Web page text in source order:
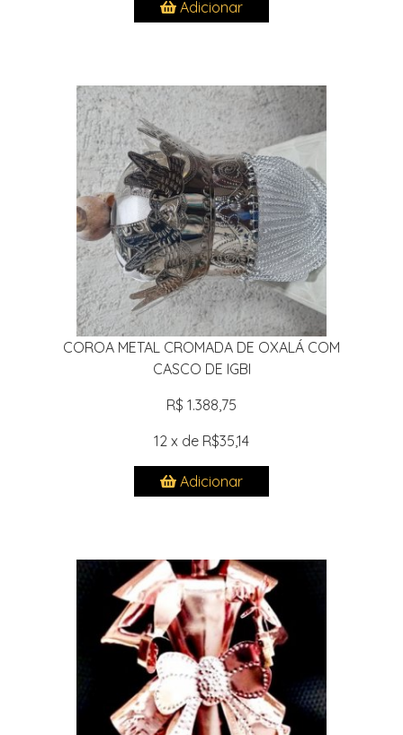
Adicionar
COROA METAL CROMADA DE OXALÁ COM
CASCO DE IGBI
R$ 1.388,75
12 x de R$35,14
Adicionar